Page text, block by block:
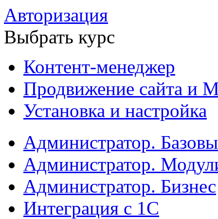
Авторизация
Выбрать курс
Контент-менеджер
Продвижение сайта и
Установка и настройка
Администратор.
Администратор.
Администратор. Бизнес
Интеграция с 1С